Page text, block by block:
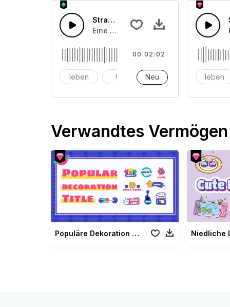
Straßenleben 10
Eine Ansammlung von
leben Uhr Alarm
00:02:02
Neu leben
Verwandtes Vermögen
Populäre Dekoration Titel